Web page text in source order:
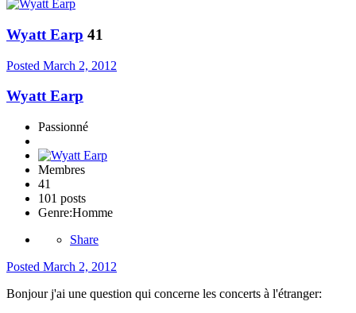
Wyatt Earp 41
Posted March 2, 2012
Wyatt Earp
Passionné
Membres
41
101 posts
Genre:Homme
Share
Posted March 2, 2012
Bonjour j'ai une question qui concerne les concerts à l'étranger: